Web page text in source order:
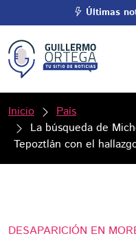
Últimas
Inicio
País
La búsqueda de
Tepoztlán con el
DESAPARICIÓN EN